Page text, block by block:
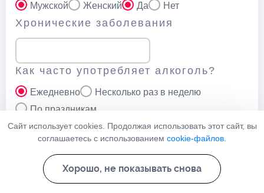
Мужской Женский Да Нет
Хронические заболевания
Как часто употребляет алкоголь?
Ежедневно
Несколько раз в неделю
По праздникам
Ваш телефон
Нажимая кнопку “Отправить” вы соглашаетесь сполитикой
Сайт использует cookies. Продолжая использовать этот сайт, вы
соглашаетесь с использованием cookie-файлов
Хорошо, не показывать снова